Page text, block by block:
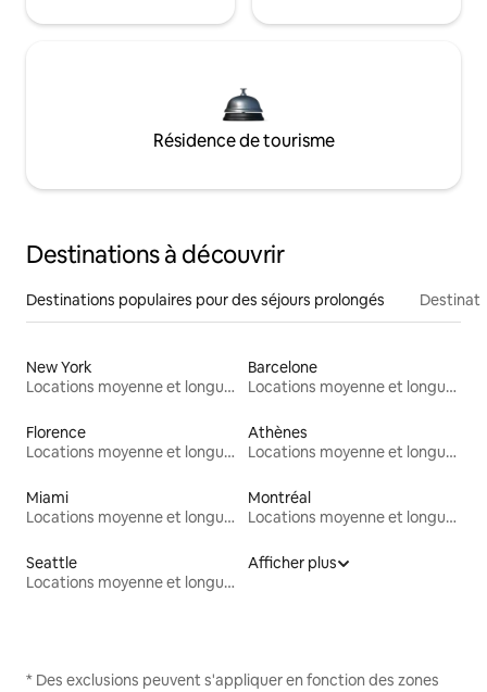
Résidence de tourisme
Destinations à découvrir
Destinations populaires pour des séjours prolongés
New York
Locations moyenne et longue durée
Barcelone
Locations moyenne et longue durée
Florence
Locations moyenne et longue durée
Athènes
Locations moyenne et longue durée
Miami
Locations moyenne et longue durée
Montréal
Locations moyenne et longue durée
Seattle
Locations moyenne et longue durée
Afficher plus
* Des exclusions peuvent s'appliquer en fonction des zones